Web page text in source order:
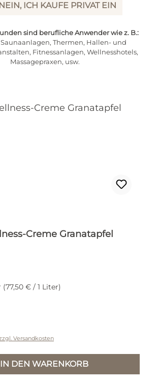
ICH KAUFE PRIVAT EIN
sind berufliche Anwender wie z. B.:
Thermen, Hallen- und
Fitnessanlagen, Wellnesshotels,
Massagepraxen, usw.
Versandkosten
IN DEN WARENKORB
Creme Granatapfel
(77,50 € / 1 Liter)
Versandkosten
IN DEN WARENKORB